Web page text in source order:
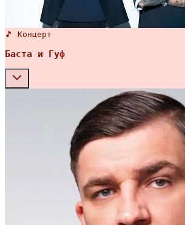
🎵 Концерт
Баста и Гуф